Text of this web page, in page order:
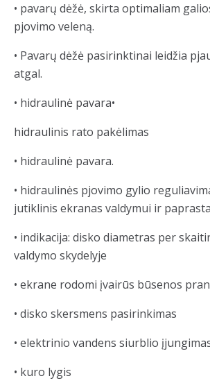
• pavarų dėžė, skirta optimaliam
pjovimo veleną.
• Pavarų dėžė pasirinktinai leidžia
atgal.
• hidraulinė pavara•
hidraulinis rato pakėlimas
• hidraulinė pavara.
• hidraulinės pjovimo gylio
jutiklinis ekranas valdymui ir
• indikacija: disko diametras per
valdymo skydelyje
• ekrane rodomi įvairūs būsenos
• disko skersmens pasirinkimas
• elektrinio vandens siurblio
• kuro lygis